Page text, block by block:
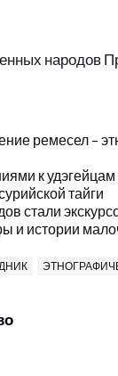
народов
ремесел –
к
тайги
стали
и истории